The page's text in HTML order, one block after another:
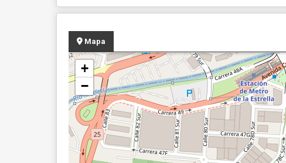
Mapa
+
−